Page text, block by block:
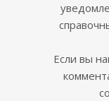
Если вы